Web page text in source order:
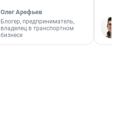
Олег Арефьев
Блогер, предприниматель,
владелец в транспортном
бизнесе